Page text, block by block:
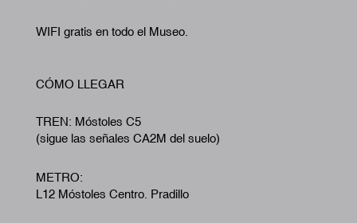
WIFI gratis en todo el Museo.
CÓMO LLEGAR
TREN: Móstoles C5
(sigue las señales CA2M del suelo)
METRO:
L12 Móstoles Centro. Pradillo